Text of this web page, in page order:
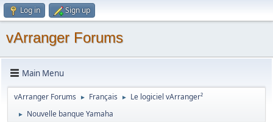
Log in Sign up
vArranger Forums
Main Menu
vArranger Forums ► Français ► Le logiciel vArranger²
► Nouvelle banque Yamaha